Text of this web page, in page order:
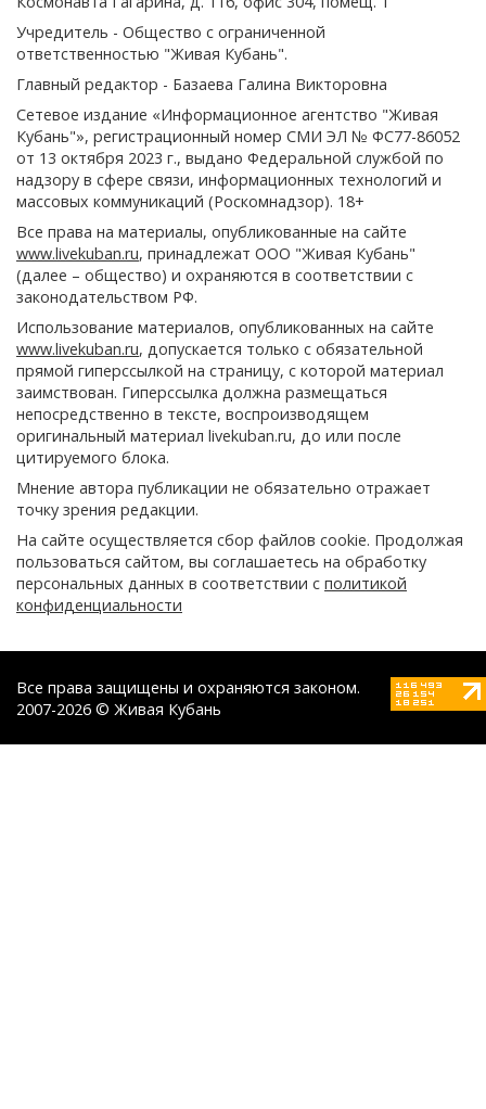
Учредитель - Общество с ограниченной
ответственностью "Живая Кубань".
Главный редактор - Базаева Галина Викторовна
Сетевое издание «Информационное агентство "Живая
Кубань"», регистрационный номер СМИ ЭЛ № ФС77-86052
от 13 октября 2023 г., выдано Федеральной службой по
надзору в сфере связи, информационных технологий и
массовых коммуникаций (Роскомнадзор). 18+
Все права на материалы, опубликованные на сайте
www.livekuban.ru, принадлежат ООО "Живая Кубань"
(далее – общество) и охраняются в соответствии с
законодательством РФ.
Использование материалов, опубликованных на сайте
www.livekuban.ru, допускается только с обязательной
прямой гиперссылкой на страницу, с которой материал
заимствован. Гиперссылка должна размещаться
непосредственно в тексте, воспроизводящем
оригинальный материал livekuban.ru, до или после
цитируемого блока.
Мнение автора публикации не обязательно отражает
точку зрения редакции.
На сайте осуществляется сбор файлов cookie. Продолжая
пользоваться сайтом, вы соглашаетесь на обработку
персональных данных в соответствии с политикой
конфиденциальности
Все права защищены и охраняются законом.
2007-2026 © Живая Кубань